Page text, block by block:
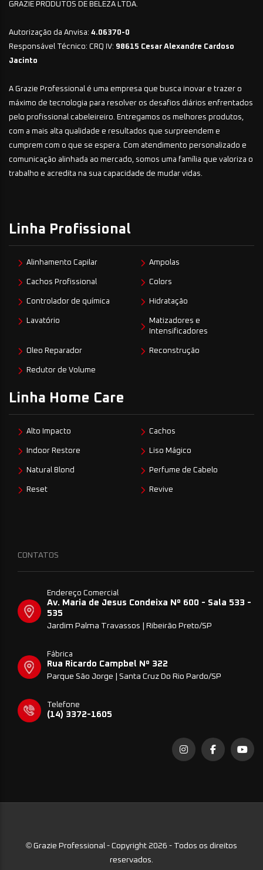
GRAZIE PRODUTOS DE BELEZA LTDA.
Autorização da Anvisa: 4.06370-0
Responsável Técnico: CRQ IV: 98615 Cesar Alexandre Cardoso
Jacinto
A Grazie Professional é uma empresa que busca inovar e trazer o
máximo de tecnologia para resolver os desafios diários enfrentados
pelo profissional cabeleireiro. Entregamos os melhores produtos,
com a mais alta qualidade e resultados que surpreendem e
cumprem com o que se espera. Com atendimento personalizado e
comunicação alinhada ao mercado, somos uma família que valoriza o
trabalho e acredita na sua capacidade de mudar vidas.
Linha Profissional
Alinhamento Capilar Ampolas
Cachos Profissional Colors
Controlador de química Hidratação
Lavatório
Matizadores e
Intensificadores
Oleo Reparador Reconstrução
Redutor de Volume
Linha Home Care
Alto Impacto Cachos
Indoor Restore Liso Mágico
Natural Blond Perfume de Cabelo
Reset Revive
CONTATOS
Endereço Comercial
Av. Maria de Jesus Condeixa Nº 600 - Sala 533 -
535
Jardim Palma Travassos | Ribeirão Preto/SP
Fábrica
Rua Ricardo Campbel Nº 322
Parque São Jorge | Santa Cruz Do Rio Pardo/SP
Telefone
(14) 3372-1605
© Grazie Professional - Copyright 2026 - Todos os direitos
reservados.